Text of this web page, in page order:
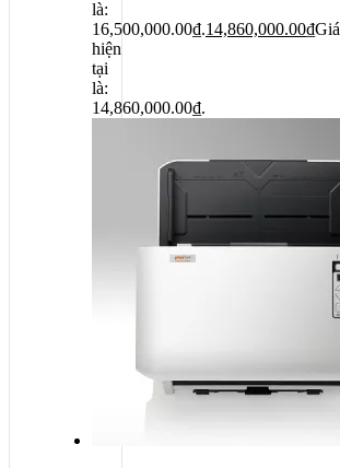
là:
16,500,000.00₫.14,860,000.00₫Giá
hiện
tại
là:
14,860,000.00₫.